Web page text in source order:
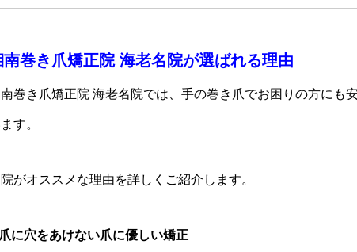
南巻き爪矯正院 海老名院が選ばれる理由
巻き爪矯正院 海老名院では、手の巻き爪でお困りの方にも
す。
がオススメな理由を詳しくご紹介します。
に穴をあけない爪に優しい矯正